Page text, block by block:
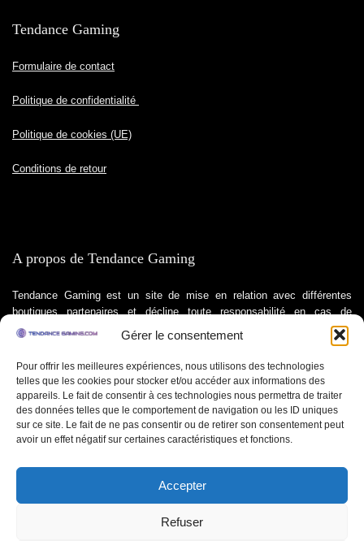
Gérer le consentement
Pour offrir les meilleures expériences, nous utilisons des technologies
telles que les cookies pour stocker et/ou accéder aux informations des
appareils. Le fait de consentir à ces technologies nous permettra de traiter
des données telles que le comportement de navigation ou les ID uniques
sur ce site. Le fait de ne pas consentir ou de retirer son consentement peut
avoir un effet négatif sur certaines caractéristiques et fonctions.
Accepter
Refuser
Tendance Gaming
Formulaire de contact
Politique de confidentialité
Politique de cookies (UE)
Conditions de retour
A propos de Tendance Gaming
Tendance Gaming est un site de mise en relation avec différentes
boutiques partenaires et décline toute responsabilité en cas de
différence entre le prix indiqué et le prix de vente. Les prix sont mis à
jour toutes les 24h et sont fournis par nos boutiques partenaires.
Nous veillons à ne proposer que des jeux physiques ou des clés de
jeux officielles activables en Europe et NON des comptes de jeux afin
de proposer une meilleur expérience de jeu.
Ce site contient des liens d’affiliation pour lesquels nous pouvons être